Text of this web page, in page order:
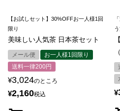
【お試しセット】30%OFFお一人様1回
限り
美味しい人気茶 日本茶セット
メール便
お一人様1回限り
送料一律200円
¥3,024のところ
¥2,160税込 ¥